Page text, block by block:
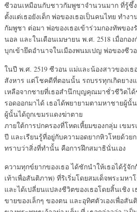
ซีวอนเหมือนกับชาวกัมพูชาจำนวนมาก ที่รู้ซึ้
ตั้งแต่เธอยังเด็ก พ่อของเธอเป็นคนไทย ทำง
กัมพูชา ต่อมา พ่อของเธอเข้าร่วมกองทัพขอ
นอล และในเดือนเมษายน พ.ศ. 2518 เมื่อกอ
บุกเข้ายึดอำนาจในเมืองพนมเปญ พ่อของซี
ในปี พ.ศ. 2519 ซีวอน แม่และน้องสาวของเ
สังหาร แต่โชคดีที่ตอนนั้น รถบรรทุกเกิดยาง
เหลือจากชายที่เธอสำนึกบุญคุณมาชั่วชีวิตได้
รอดออกมาได้ เธอได้พยายามตามหาชายผู้นั้
ผู้นั้นได้ถูกเขมรแดงฆ่าตาย
ภายใต้การปกครองที่โหดเหี้ยมของกลุ่ม เขม
ปี และเรียนรู้ที่อยู่กับความอดยากหิวโหยด้วย
ทราบว่าสิ่งที่ทำนั้น คือการฝึกสมาธินั่นเอง
ความทุกข์ยากของเธอ ได้ชักนำให้เธอได้รู้จั
เท้าเพื่อสันติภาพ) ที่ริเริ่มโดยสมเด็จพระมห
และได้เปลี่ยนแปลงชีวิตของเธอโดยสิ้นเชิง
ขายของเล็กๆ ของตน และอุทิศตัวเองเพื่อสั